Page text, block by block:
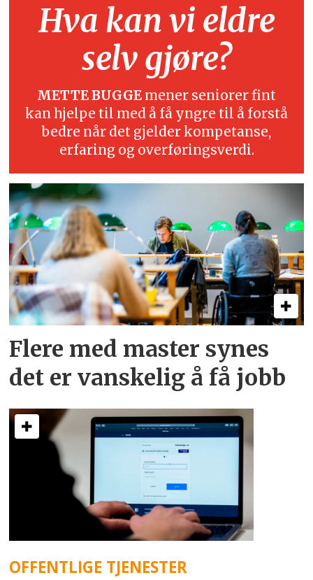
Hva kan vi eldre
selv gjøre?
METTE BUGGE mener seniorer fint
kan hjelpe til med å få yngre til å forstå
bedre når det gjelder kompetanse,
erfaring og overføringsverdi.
Flere med master synes
det er vanskelig å få jobb
OFFENTLIGE TJENESTER